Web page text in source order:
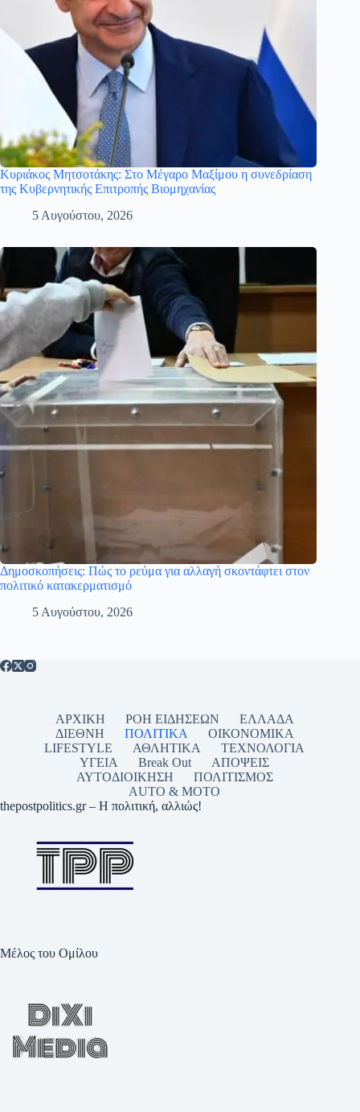
Κυριάκος Μητσοτάκης: Στο Μέγαρο Μαξίμου η συνεδρίαση
της Κυβερνητικής Επιτροπής Βιομηχανίας
5 Αυγούστου, 2026
Δημοσκοπήσεις: Πώς το ρεύμα για αλλαγή σκοντάφτει στον
πολιτικό κατακερματισμό
5 Αυγούστου, 2026
ΑΡΧΙΚΗ ΡΟΗ ΕΙΔΗΣΕΩΝ
ΕΛΛΑΔΑ
ΔΙΕΘΝΗ
ΠΟΛΙΤΙΚΑ
ΟΙΚΟΝΟΜΙΚΑ
LIFESTYLE
ΑΘΛΗΤΙΚΑ
ΤΕΧΝΟΛΟΓΙΑ
ΥΓΕΙΑ
Break Out
ΑΠΟΨΕΙΣ
ΑΥΤΟΔΙΟΙΚΗΣΗ
ΠΟΛΙΤΙΣΜΟΣ
AUTO & MOTO
thepostpolitics.gr – Η πολιτική, αλλιώς!
Μέλος του Ομίλου